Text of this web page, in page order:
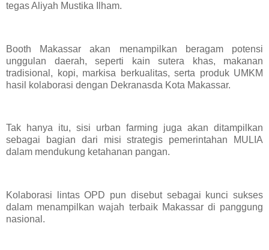
tegas Aliyah Mustika Ilham.
Booth Makassar akan menampilkan beragam potensi
unggulan daerah, seperti kain sutera khas, makanan
tradisional, kopi, markisa berkualitas, serta produk UMKM
hasil kolaborasi dengan Dekranasda Kota Makassar.
Tak hanya itu, sisi urban farming juga akan ditampilkan
sebagai bagian dari misi strategis pemerintahan MULIA
dalam mendukung ketahanan pangan.
Kolaborasi lintas OPD pun disebut sebagai kunci sukses
dalam menampilkan wajah terbaik Makassar di panggung
nasional.